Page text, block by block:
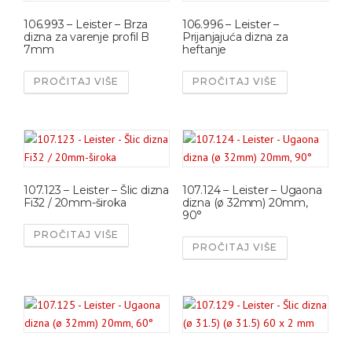
106.993 – Leister – Brza
dizna za varenje profil B
7mm
PROČITAJ VIŠE
106.996 – Leister –
Prijanjajuća dizna za
heftanje
PROČITAJ VIŠE
107.123 – Leister – Šlic dizna
Fi32 / 20mm-široka
PROČITAJ VIŠE
107.124 – Leister – Ugaona
dizna (ø 32mm) 20mm,
90°
PROČITAJ VIŠE